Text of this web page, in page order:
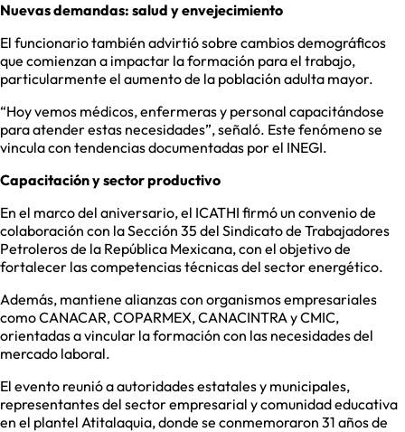
Nuevas demandas: salud y envejecimiento
El funcionario también advirtió sobre cambios demográficos
que comienzan a impactar la formación para el trabajo,
particularmente el aumento de la población adulta mayor.
“Hoy vemos médicos, enfermeras y personal capacitándose
para atender estas necesidades”, señaló. Este fenómeno se
vincula con tendencias documentadas por el INEGI.
Capacitación y sector productivo
En el marco del aniversario, el ICATHI firmó un convenio de
colaboración con la Sección 35 del Sindicato de Trabajadores
Petroleros de la República Mexicana, con el objetivo de
fortalecer las competencias técnicas del sector energético.
Además, mantiene alianzas con organismos empresariales
como CANACAR, COPARMEX, CANACINTRA y CMIC,
orientadas a vincular la formación con las necesidades del
mercado laboral.
El evento reunió a autoridades estatales y municipales,
representantes del sector empresarial y comunidad educativa
en el plantel Atitalaquia, donde se conmemoraron 31 años de